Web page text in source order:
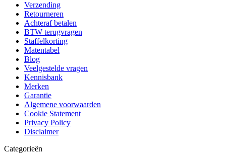
Verzending
Retourneren
Achteraf betalen
BTW terugvragen
Staffelkorting
Matentabel
Blog
Veelgestelde vragen
Kennisbank
Merken
Garantie
Algemene voorwaarden
Cookie Statement
Privacy Policy
Disclaimer
Categorieën